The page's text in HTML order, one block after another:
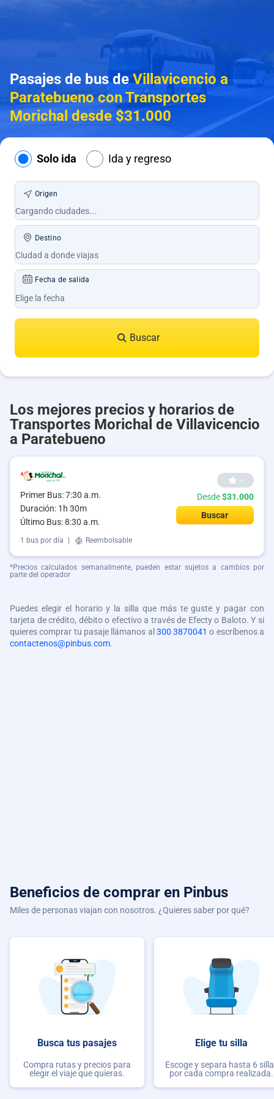
Pasajes de bus deVillavicencio a
Paratebueno con Transportes
Morichal desde $31.000
Solo ida Ida y regreso
Origen
Destino
Fecha de salida
Buscar
Los mejores precios y horarios de
Transportes Morichal de Villavicencio
a Paratebueno
Primer Bus: 7:30 a.m.
Duración: 1h 30m
Último Bus: 8:30 a.m.
--
Desde$31.000
Buscar
1 bus por día Reembolsable
*Precios calculados semanalmente, pueden estar sujetos a cambios por
parte del operador
Puedes elegir el horario y la silla que más te guste y pagar con
tarjeta de crédito, débito o efectivo a través de Efecty o Baloto. Y si
quieres comprar tu pasaje llámanos al 300 3870041 o escríbenos a
contactenos@pinbus.com.
Beneficios de comprar en Pinbus
Miles de personas viajan con nosotros. ¿Quieres saber por qué?
Busca tus pasajes
Compra rutas y precios para
elegir el viaje que quieras.
Elige tu silla
Escoge y separa hasta 6
por cada compra realizada.